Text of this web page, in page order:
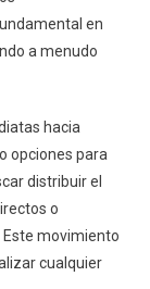
en
a menudo
hacia
opciones para
distribuir el
o
movimiento
cualquier